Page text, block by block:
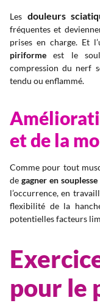
Les douleurs
fréquentes et
prises en charge. Et
piriformeest le
compression du nerf
tendu ou enflammé.
et de la
Comme pour tout
de gagner en souplesse
l’occurrence, en
flexibilité de la
potentielles facteurs
pour le